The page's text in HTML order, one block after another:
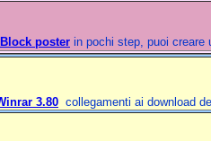
Block poster in pochi step, puoi creare
3.80 collegamenti ai download